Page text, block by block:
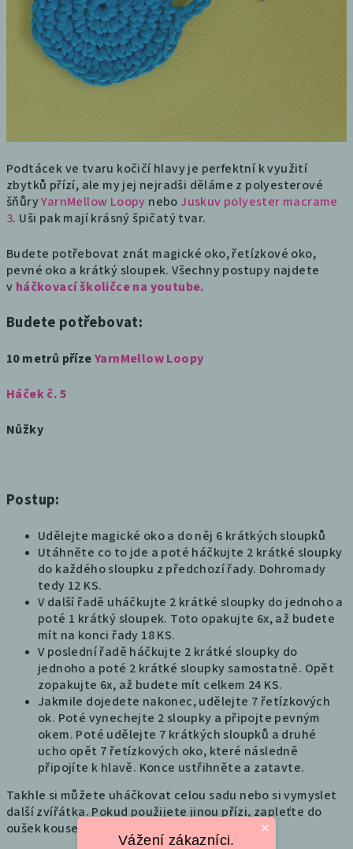
Podtácek ve tvaru kočičí hlavy je perfektní k využití
zbytků přízí, ale my jej nejradši děláme z polyesterové
šňůryYarnMellow Loopy nebo Juskuv polyester macrame
3. Uši pak mají krásný špičatý tvar.
Budete potřebovat znát magické oko, řetízkové oko,
pevné oko a krátký sloupek. Všechny postupy najdete
v háčkovací školičce na youtube.
Budete potřebovat:
10 metrů přízeYarnMellow Loopy
Háček č. 5
Nůžky
Postup:
Udělejte magické oko a do něj 6 krátkých sloupků
Utáhněte co to jde a poté háčkujte 2 krátké sloupky
do každého sloupku z předchozí řady. Dohromady
tedy 12 KS.
V další řadě uháčkujte 2 krátké sloupky do jednoho a
poté 1 krátký sloupek. Toto opakujte 6x, až budete
mít na konci řady 18 KS.
V poslední řadě háčkujte 2 krátké sloupky do
jednoho a poté 2 krátké sloupky samostatně. Opět
zopakujte 6x, až budete mít celkem 24 KS.
Jakmile dojedete nakonec, udělejte 7 řetízkových
ok. Poté vynechejte 2 sloupky a připojte pevným
okem. Poté udělejte 7 krátkých sloupků a druhé
ucho opět 7 řetízkových oko, které následně
připojíte k hlavě. Konce ustřihněte a zatavte.
Takhle si můžete uháčkovat celou sadu nebo si vymyslet
další zvířátka. Pokud použijete jinou přízi, zapleťte do
oušek kousek drátku a vytvarujte je.
×
Vážení zákazníci.